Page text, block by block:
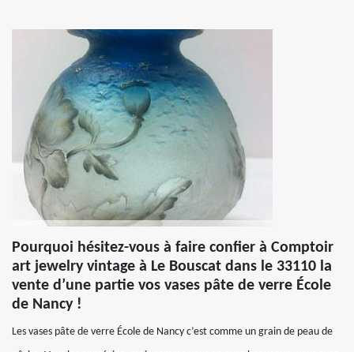
Pourquoi hésitez-vous à faire confier à Comptoir
art jewelry vintage à Le Bouscat dans le 33110 la
vente d’une partie vos vases pâte de verre École
de Nancy !
Les vases pâte de verre École de Nancy c’est comme un grain de peau de